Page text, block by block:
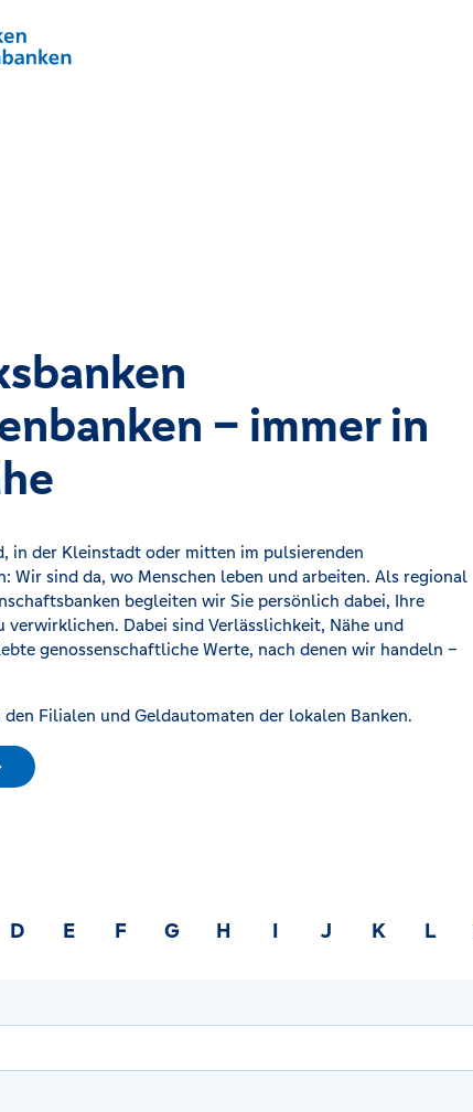
– immer in
in der Kleinstadt oder mitten im pulsierenden
Wir sind da, wo Menschen leben und arbeiten. Als regional
begleiten wir Sie persönlich dabei, Ihre
verwirklichen. Dabei sind Verlässlichkeit, Nähe und
genossenschaftliche Werte, nach denen wir handeln –
Filialen und Geldautomaten der lokalen Banken.
D E F G H I J K L